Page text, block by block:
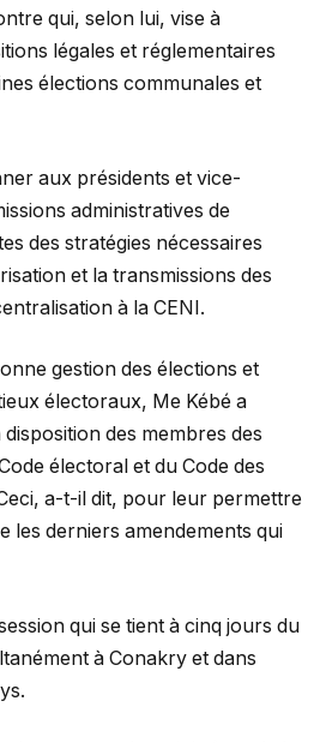
qui, selon lui, vise à
légales et réglementaires
élections communales et
aux présidents et vice-
administratives de
des stratégies nécessaires
et la transmissions des
à la CENI.
gestion des élections et
électoraux, Me Kébé a
des membres des
électoral et du Code des
a-t-il dit, pour leur permettre
les derniers amendements qui
qui se tient à cinq jours du
à Conakry et dans